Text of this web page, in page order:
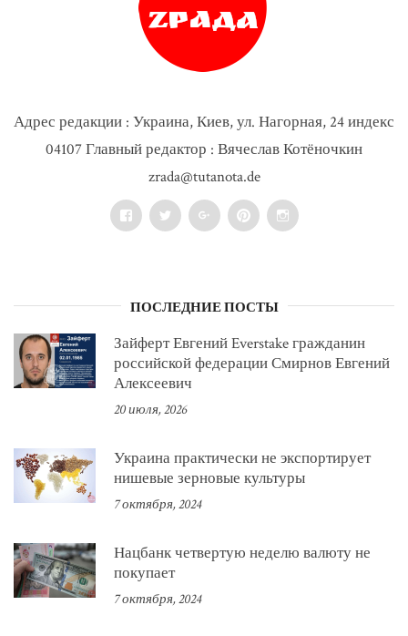
Адрес редакции : Украина, Киев, ул. Нагорная, 24 индекс
04107 Главный редактор : Вячеслав Котёночкин
zrada@tutanota.de
FacebookTwitter Google+PinterestInstagram
ПОСЛЕДНИЕ ПОСТЫ
Зайферт Евгений Everstake гражданин
российской федерации Смирнов Евгений
Алексеевич
20 июля, 2026
Украина практически не экспортирует
нишевые зерновые культуры
7 октября, 2024
Нацбанк четвертую неделю валюту не
покупает
7 октября, 2024